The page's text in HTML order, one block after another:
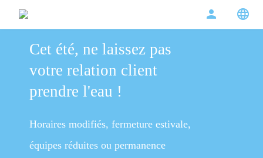
person language
Cet été, ne laissez pas
votre relation client
prendre l'eau !
Horaires modifiés, fermeture estivale,
équipes réduites ou permanence